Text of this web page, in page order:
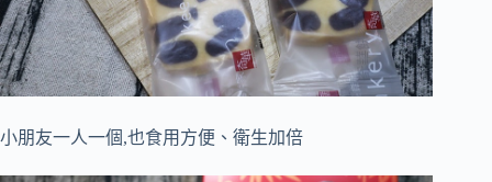
小朋友一人一個,也食用方便、衛生加倍